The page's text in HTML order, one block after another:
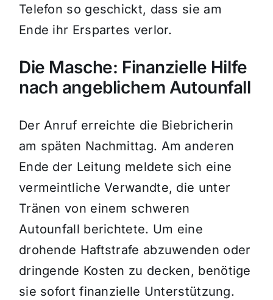
Telefon so geschickt, dass sie am
Ende ihr Erspartes verlor.
Die Masche: Finanzielle Hilfe
nach angeblichem Autounfall
Der Anruf erreichte die Biebricherin
am späten Nachmittag. Am anderen
Ende der Leitung meldete sich eine
vermeintliche Verwandte, die unter
Tränen von einem schweren
Autounfall berichtete. Um eine
drohende Haftstrafe abzuwenden oder
dringende Kosten zu decken, benötige
sie sofort finanzielle Unterstützung.